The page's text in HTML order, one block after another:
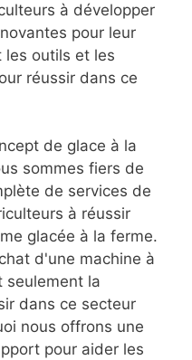
à développer
pour leur
outils et les
réussir dans ce
de glace à la
sommes fiers de
de services de
à réussir
glacée à la ferme.
d'une machine à
seulement la
dans ce secteur
nous offrons une
pour aider les